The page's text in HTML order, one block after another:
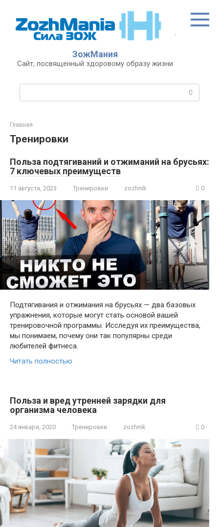
контенту
ЗожМания
Сайт, посвященный здоровому образу жизни
Главная
Тренировки
Польза подтягиваний и отжиманий на брусьях:
7 ключевых преимуществ
11 августа, 2023 Тренировки zozhnik 0
Подтягивания и отжимания на брусьях — два базовых
упражнения, которые могут стать основой вашей
тренировочной программы. Исследуя их преимущества,
мы понимаем, почему они так популярны среди
любителей фитнеса.
Читать полностью
Польза и вред утренней зарядки для
организма человека
24 января, 2020 Тренировки zozhnik 0